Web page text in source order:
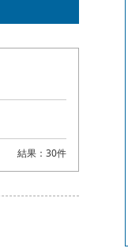
結果：30件